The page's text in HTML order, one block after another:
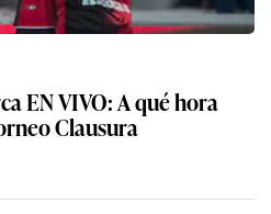
EN VIVO: A qué hora
Clausura